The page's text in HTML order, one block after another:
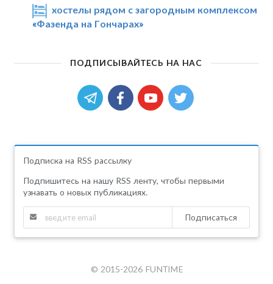
хостелы рядом с загородным комплексом
«Фазенда на Гончарах»
ПОДПИСЫВАЙТЕСЬ НА НАС
Подписка на RSS рассылку
Подпишитесь на нашу RSS ленту, чтобы первыми
узнавать о новых публикациях.
Подписаться
© 2015-2026 FUNTIME